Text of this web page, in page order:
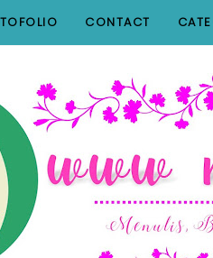
CONTACT